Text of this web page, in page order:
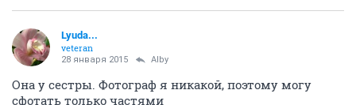
Lyuda...
veteran
28 января 2015 Alby
Она у сестры. Фотограф я никакой, поэтому могу
сфотать только частями